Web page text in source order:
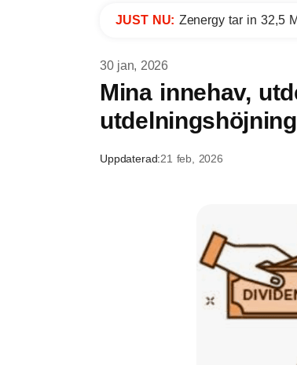
JUST NU: Zenergy tar in 32,5
30 jan, 2026
Mina innehav,
utdelningshöjning
Uppdaterad:21 feb, 2026